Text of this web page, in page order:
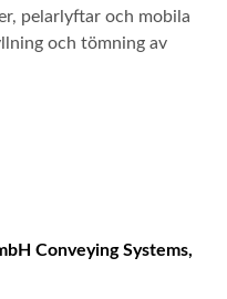
pelarlyftar och mobila
och tömning av
Conveying Systems,